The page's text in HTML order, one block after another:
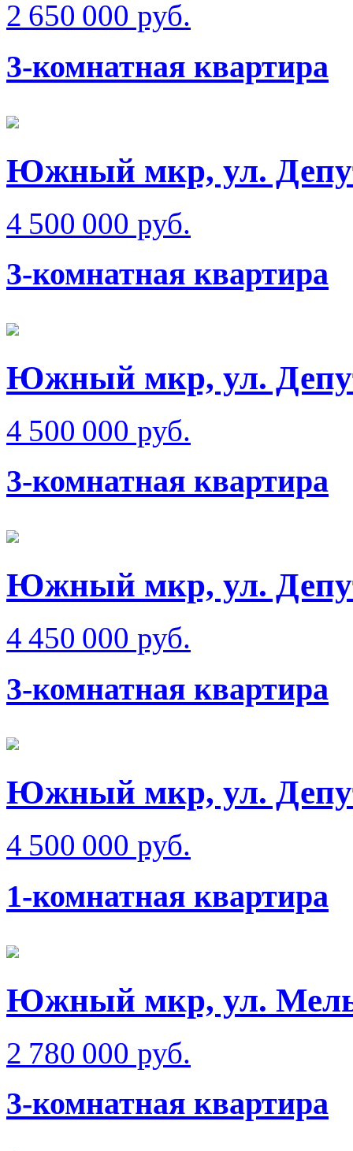
2 650 000 руб.
3-комнатная квартира
Южный мкр, ул.
4 500 000 руб.
3-комнатная квартира
Южный мкр, ул.
4 500 000 руб.
3-комнатная квартира
Южный мкр, ул.
4 450 000 руб.
3-комнатная квартира
Южный мкр, ул.
4 500 000 руб.
1-комнатная квартира
Южный мкр, ул.
2 780 000 руб.
3-комнатная квартира